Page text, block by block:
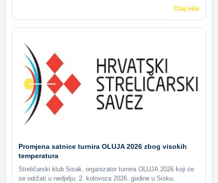
Čitaj više
Promjena satnice turnira OLUJA 2026 zbog visokih
temperatura
Streličarski klub Sisak, organizator turnira OLUJA 2026 koji će
se održati u nedjelju, 2. kolovoza 2026. godine u Sisku,